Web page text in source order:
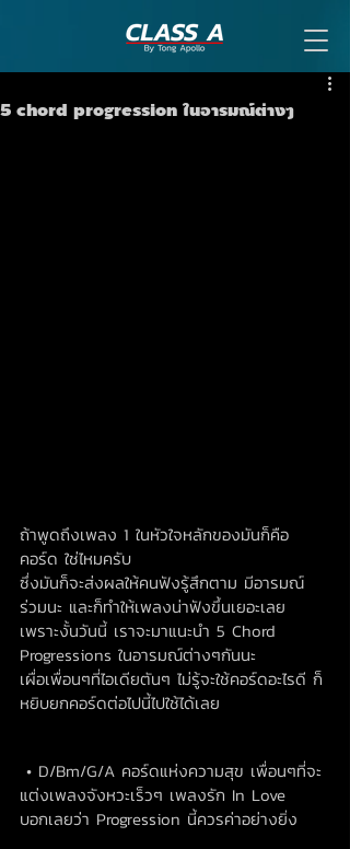
5 chord progression ในอารมณ์ต่างๆ
ถ้าพูดถึงเพลง 1 ในหัวใจหลักของมันก็คือ
คอร์ด ใช่ไหมครับ
ซึ่งมันก็จะส่งผลให้คนฟังรู้สึกตาม มีอารมณ์
ร่วมนะ และก็ทำให้เพลงน่าฟังขึ้นเยอะเลย
เพราะงั้นวันนี้ เราจะมาแนะนำ 5 Chord
Progressions ในอารมณ์ต่างๆกันนะ
เผื่อเพื่อนๆที่ไอเดียตันๆ ไม่รู้จะใช้คอร์ดอะไรดี ก็
หยิบยกคอร์ดต่อไปนี้ไปใช้ได้เลย
แต่งเพลงจังหวะเร็วๆ เพลงรัก In Love
บอกเลยว่า Progression นี้ควรค่าอย่างยิ่ง